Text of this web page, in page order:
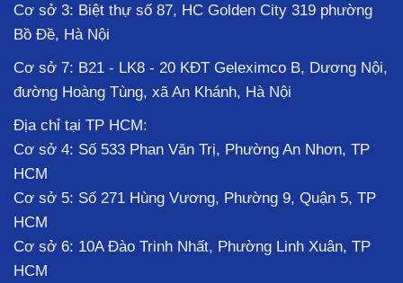
Cơ sở 3: Biệt thự số 87, HC Golden City 319 phường
Bồ Đề, Hà Nội
Cơ sở 7: B21 - LK8 - 20 KĐT Geleximco B, Dương Nội,
đường Hoàng Tùng, xã An Khánh, Hà Nội
Địa chỉ tại TP HCM:
Cơ sở 4: Số 533 Phan Văn Trị, Phường An Nhơn, TP
HCM
Cơ sở 5: Số 271 Hùng Vương, Phường 9, Quận 5, TP
HCM
Cơ sở 6: 10A Đào Trinh Nhất, Phường Linh Xuân, TP
HCM